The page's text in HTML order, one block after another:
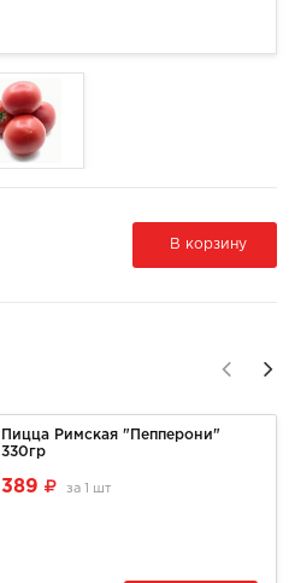
В корзину
Пицца Римская "Пепперони"
330гр
389 за 1 шт